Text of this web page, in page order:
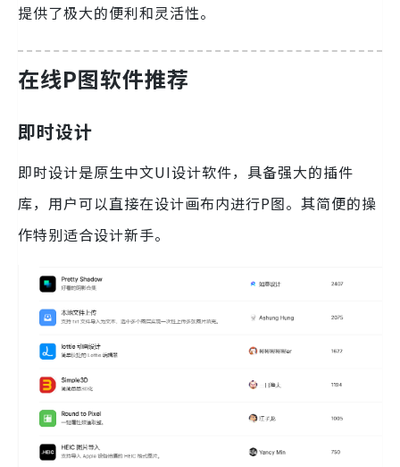
提供了极大的便利和灵活性。
在线P图软件推荐
即时设计
即时设计是原生中文UI设计软件，具备强大的插件
库，用户可以直接在设计画布内进行P图。其简便的操
作特别适合设计新手。